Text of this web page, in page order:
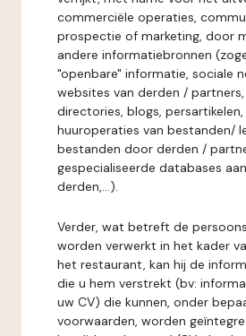
commerciële operaties,
prospectie of marketing, door
andere informatiebronnen
"openbare" informatie, sociale
websites van derden /
directories, blogs, persartikelen,
huuroperaties van bestanden/
bestanden door derden /
gespecialiseerde databases
derden,...).
Verder, wat betreft de
worden verwerkt in het kader
het restaurant, kan hij de
die u hem verstrekt (bv:
uw CV) die kunnen, onder
voorwaarden, worden